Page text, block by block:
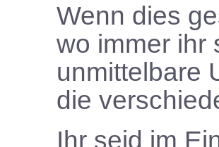
Wenn dies
wo immer ihr
unmittelbare
die
Ihr seid im